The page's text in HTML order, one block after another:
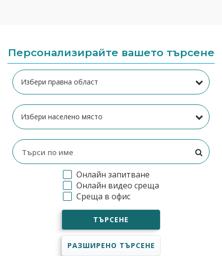
Персонализирайте вашето търсене
Онлайн запитване
Онлайн видео среща
Среща в офис
ТЪРСЕНЕ
РАЗШИРЕНО ТЪРСЕНЕ